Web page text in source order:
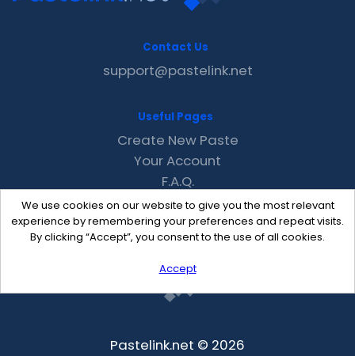
We use cookies on our website to give you the most relevant
experience by remembering your preferences and repeat visits.
By clicking “Accept”, you consent to the use of all cookies.
Accept
Contact Us
support@pastelink.net
Useful Pages
Create New Paste
Your Account
F.A.Q.
Recent
Contact
Pastelink.net © 2026